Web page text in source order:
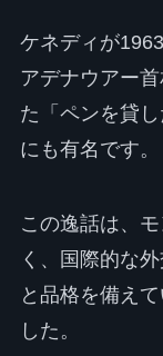
ケネディが
アデナウアー
た「ペンを貸
にも有名です。
この逸話は、
く、国際的な
と品格を備え
した。